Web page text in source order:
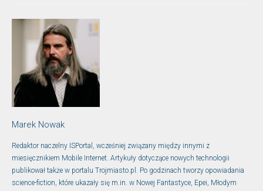
Marek Nowak
Redaktor naczelny ISPortal, wcześniej związany między innymi z
miesięcznikiem Mobile Internet. Artykuły dotyczące nowych technologii
publikował także w portalu Trojmiasto.pl. Po godzinach tworzy opowiadania
science-fiction, które ukazały się m.in. w Nowej Fantastyce, Epei, Młodym